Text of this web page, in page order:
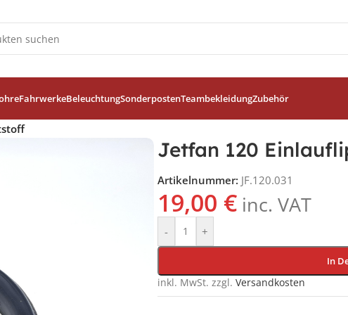
FahrwerkeBeleuchtungSonderpostenTeambekleidungZubehör
Jetfan 120
Artikelnummer: JF.120.031
19,00 €inc. VAT
- +
In
inkl. MwSt. zzgl. Versandkosten